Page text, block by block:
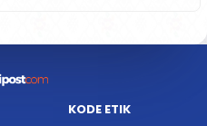
KODE ETIK